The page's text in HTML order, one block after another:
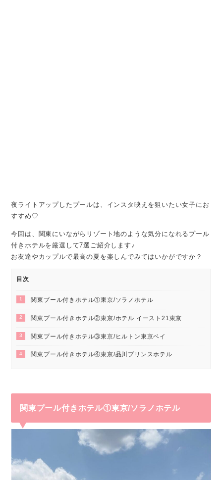
夜ライトアップしたプールは、インスタ映えを狙いたい女子にお
すすめ♡
今回は、関東にいながらリゾート地のような気分になれるプール
付きホテルを厳選して7選ご紹介します♪
お友達やカップルで最高の夏を楽しんでみてはいかがですか？
目次
1 関東プール付きホテル①東京/ソラノホテル
2 関東プール付きホテル②東京/ホテル イースト21東京
3 関東プール付きホテル③東京/ヒルトン東京ベイ
4 関東プール付きホテル④東京/品川プリンスホテル
関東プール付きホテル①東京/ソラノホテル